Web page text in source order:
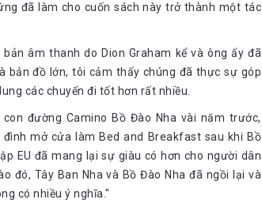
đã làm cho cuốn sách này trở thành một tác
âm thanh do Dion Graham kể và ông ấy đã
bản đồ lớn, tôi cảm thấy chúng đã thực sự góp
các chuyến đi tốt hơn rất nhiều.
đường Camino Bồ Đào Nha vài năm trước,
mở cửa làm Bed and Breakfast sau khi Bồ
EU đã mang lại sự giàu có hơn cho người dân
đó, Tây Ban Nha và Bồ Đào Nha đã ngồi lại và
có nhiều ý nghĩa."